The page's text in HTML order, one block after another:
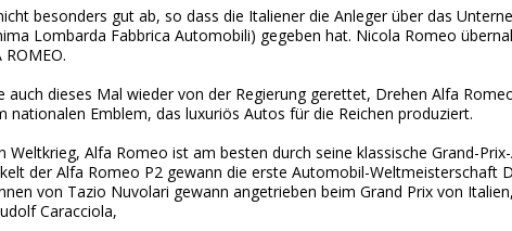
besonders gut ab, so dass die Italiener die Anleger über das
Lombarda Fabbrica Automobili) gegeben hat. Nicola Romeo
auch dieses Mal wieder von der Regierung gerettet, Drehen Alfa
nationalen Emblem, das luxuriös Autos für die Reichen produziert.
Weltkrieg, Alfa Romeo ist am besten durch seine klassische Grand-
der Alfa Romeo P2 gewann die erste Automobil-Weltmeisterschaft
von Tazio Nuvolari gewann angetrieben beim Grand Prix von
Caracciola,